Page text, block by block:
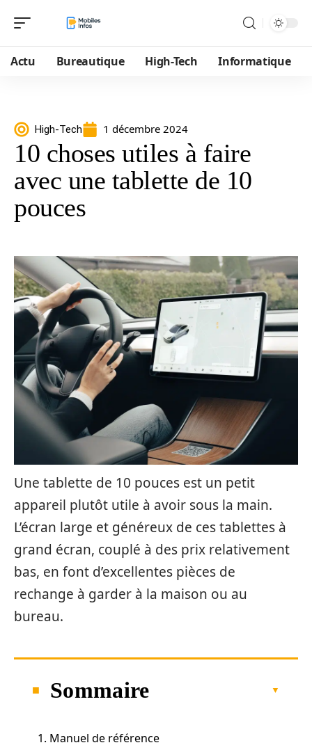
Actu Bureautique High-Tech Informatique
High-Tech 1 décembre 2024
10 choses utiles à faire
avec une tablette de 10
pouces
Une tablette de 10 pouces est un petit
appareil plutôt utile à avoir sous la main.
L’écran large et généreux de ces tablettes à
grand écran, couplé à des prix relativement
bas, en font d’excellentes pièces de
rechange à garder à la maison ou au
bureau.
Sommaire
1. Manuel de référence